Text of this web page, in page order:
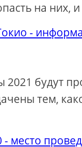
на
-
будут
тем,
место